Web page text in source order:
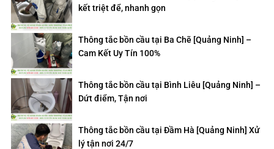
kết triệt để, nhanh gọn
Thông tắc bồn cầu tại Ba Chẽ [Quảng Ninh] –
Cam Kết Uy Tín 100%
Thông tắc bồn cầu tại Bình Liêu [Quảng Ninh] –
Dứt điểm, Tận nơi
Thông tắc bồn cầu tại Đầm Hà [Quảng Ninh] Xử
lý tận nơi 24/7